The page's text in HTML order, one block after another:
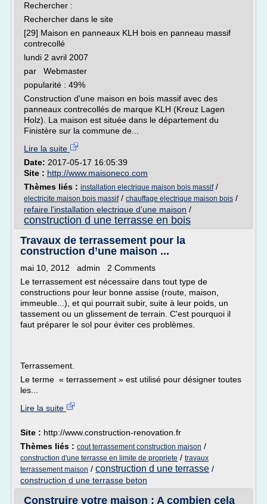
Rechercher :
Rechercher dans le site
[29] Maison en panneaux KLH bois en panneau massif
contrecollé
lundi 2 avril 2007
par Webmaster
popularité : 49%
Construction d'une maison en bois massif avec des
panneaux contrecollés de marque KLH (Kreuz Lagen
Holz). La maison est située dans le département du
Finistère sur la commune de...
Lire la suite
Date: 2017-05-17 16:05:39
Site : http://www.maisoneco.com
Thèmes liés : installation electrique maison bois massif/
electricite maison bois massif/ chauffage electrique maison bois /
refaire l'installation electrique d'une maison /
construction d une terrasse en bois
Travaux de terrassement pour la
construction d’une maison ...
mai 10, 2012 admin 2 Comments
Le terrassement est nécessaire dans tout type de
constructions pour leur bonne assise (route, maison,
immeuble...), et qui pourrait subir, suite à leur poids, un
tassement ou un glissement de terrain. C'est pourquoi il
faut préparer le sol pour éviter ces problèmes.
Terrassement.
Le terme « terrassement » est utilisé pour désigner toutes
les...
Lire la suite
Site : http://www.construction-renovation.fr
Thèmes liés : cout terrassement construction maison /
construction d'une terrasse en limite de propriete / travaux
terrassement maison / construction d une terrasse /
construction d une terrasse beton
Construire votre maison : A combien cela